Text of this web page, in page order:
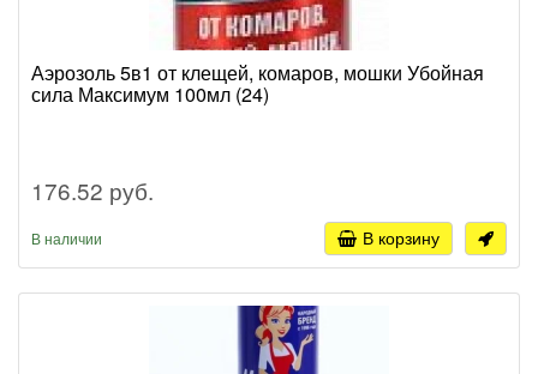
Аэрозоль 5в1 от клещей, комаров, мошки Убойная
сила Максимум 100мл (24)
176.52 руб.
В наличии В корзину